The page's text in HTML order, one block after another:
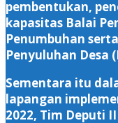
pembentukan,
kapasitas Balai
Penumbuhan
Penyuluhan Desa
Sementara itu
lapangan
2022, Tim Deputi